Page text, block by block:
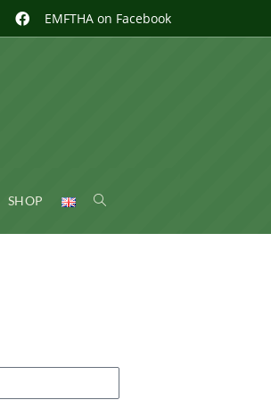
EMFTHA on Facebook
SHOP